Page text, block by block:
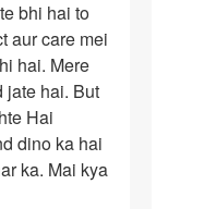
bhi hai to
aur care mei
hai. Mere
jate hai. But
Hai
dino ka hai
ka. Mai kya